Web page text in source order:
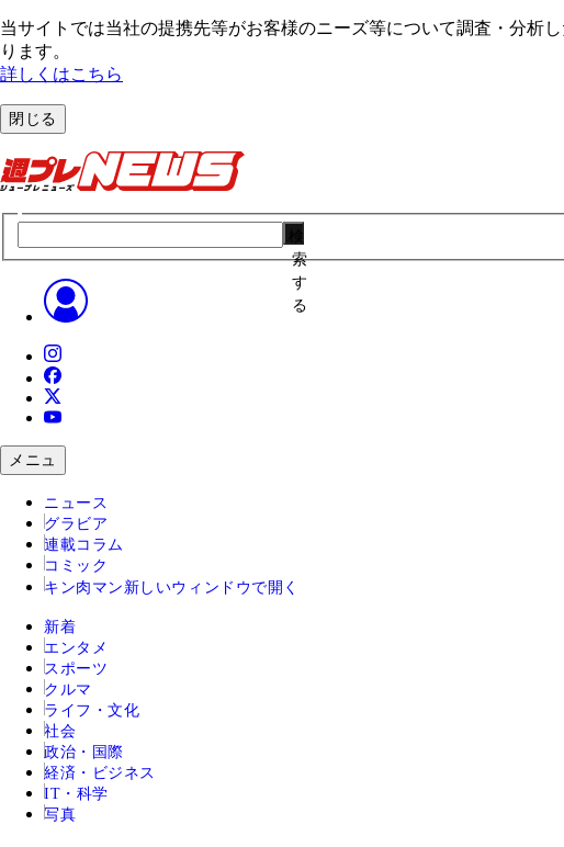
当サイトでは当社の提携先等がお客様のニーズ等について調査・分析
ります。
詳しくはこちら
閉じる
索
す
る
メニュ
ニュース
グラビア
連載コラム
コミック
キン肉マン 新しいウィンドウで開く
新着
エンタメ
スポーツ
クルマ
ライフ・文化
社会
政治・国際
経済・ビジネス
IT・科学
写真